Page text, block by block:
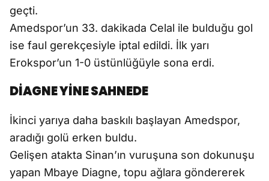
geçti.
Amedspor’un 33. dakikada Celal ile bulduğu gol
ise faul gerekçesiyle iptal edildi. İlk yarı
Erokspor’un 1-0 üstünlüğüyle sona erdi.
DİAGNE YİNE SAHNEDE
İkinci yarıya daha baskılı başlayan Amedspor,
aradığı golü erken buldu.
Gelişen atakta Sinan’ın vuruşuna son dokunuşu
yapan Mbaye Diagne, topu ağlara göndererek